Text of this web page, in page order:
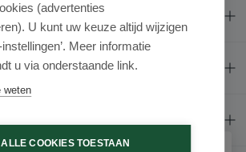
(advertenties
U kunt uw keuze altijd wijzigen
Meer informatie
u via onderstaande link.
weten
ALLE COOKIES TOESTAAN